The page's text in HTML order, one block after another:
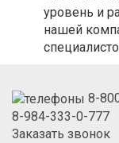
уровень и
нашей
8-
8-984-333-0-777
Заказать звонок